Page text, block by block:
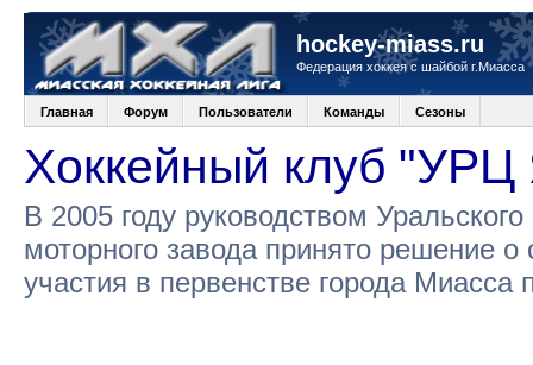
hockey-miass.ru
Федерация хоккея с шайбой г.Миасса
Главная Форум Пользователи Команды Сезоны
Хоккейный клуб
В 2005 году руководством
моторного завода принято решение
участия в первенстве города